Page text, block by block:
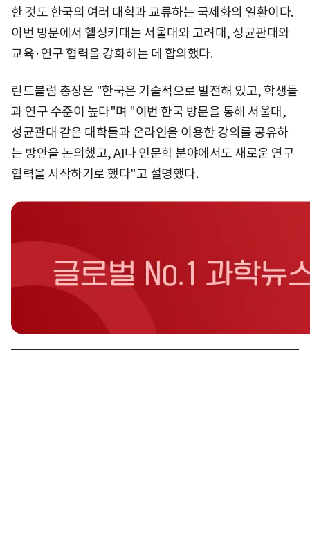
한 것도 한국의 여러 대학과 교류하는 국제화의 일환이다.
이번 방문에서 헬싱키대는 서울대와 고려대, 성균관대와
교육·연구 협력을 강화하는 데 합의했다.
린드블럼 총장은 "한국은 기술적으로 발전해 있고, 학생들
과 연구 수준이 높다"며 "이번 한국 방문을 통해 서울대,
성균관대 같은 대학들과 온라인을 이용한 강의를 공유하
는 방안을 논의했고, AI나 인문학 분야에서도 새로운 연구
협력을 시작하기로 했다"고 설명했다.